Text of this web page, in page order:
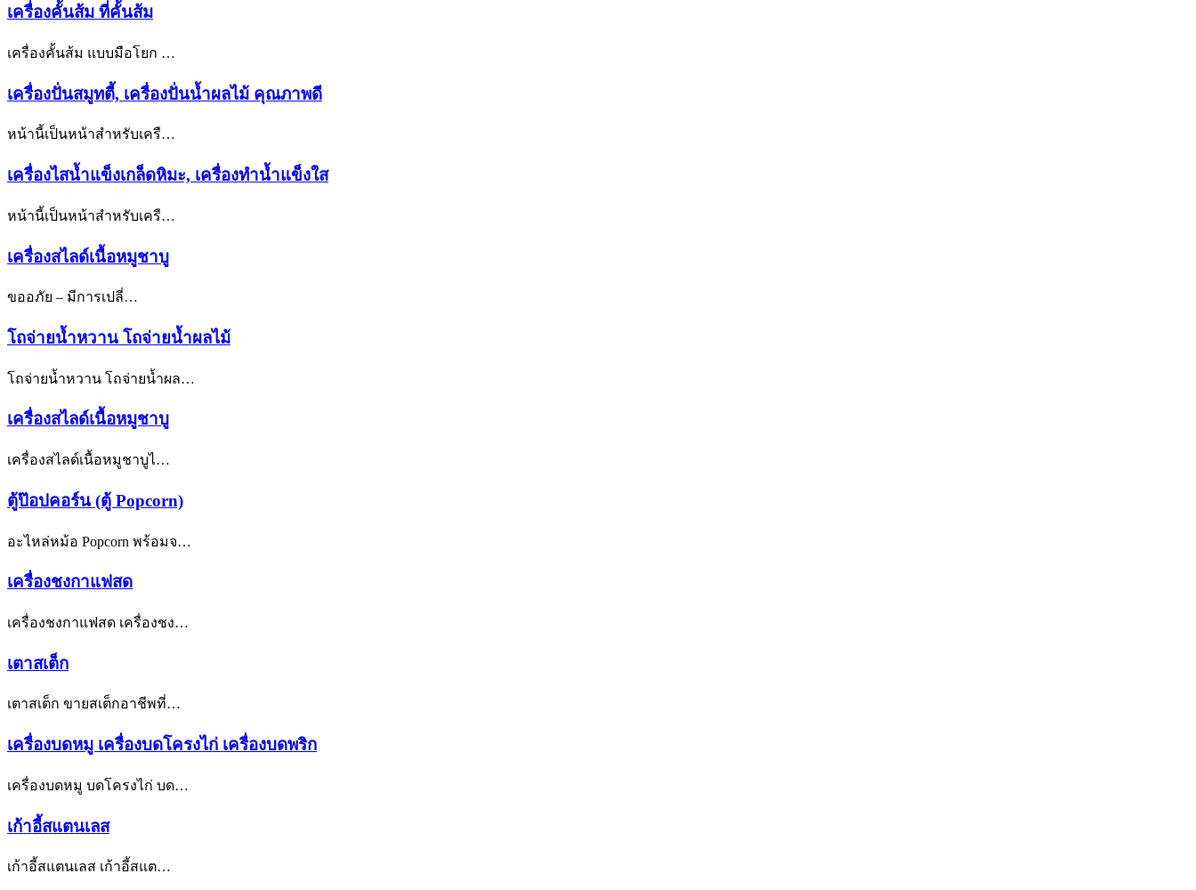
เครื่องคั้นส้ม ที่คั้นส้ม
เครื่องคั้นส้ม แบบมือโยก …
เครื่องปั่นสมูทตี้, เครื่องปั่นน้ำผลไม้ คุณภาพดี
หน้านี้เป็นหน้าสำหรับเครื…
เครื่องไสน้ำแข็งเกล็ดหิมะ, เครื่องทำน้ำแข็งใส
หน้านี้เป็นหน้าสำหรับเครื…
เครื่องสไลด์เนื้อหมูชาบู
ขออภัย – มีการเปลี่…
โถจ่ายน้ำหวาน โถจ่ายน้ำผลไม้
โถจ่ายน้ำหวาน โถจ่ายน้ำผล…
เครื่องสไลด์เนื้อหมูชาบู
เครื่องสไลด์เนื้อหมูชาบูไ…
ตู้ป๊อปคอร์น (ตู้ Popcorn)
อะไหล่หม้อ Popcorn พร้อมจ…
เครื่องชงกาแฟสด
เครื่องชงกาแฟสด เครื่องชง…
เตาสเต็ก
เตาสเต็ก ขายสเต็กอาชีพที่…
เครื่องบดหมู เครื่องบดโครงไก่ เครื่องบดพริก
เครื่องบดหมู บดโครงไก่ บด…
เก้าอี้สแตนเลส
เก้าอี้สแตนเลส เก้าอี้สแต…